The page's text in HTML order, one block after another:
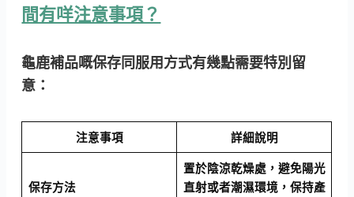
間有咩注意事項？
龜鹿補品嘅保存同服用方式有幾點需要特別留
意：
注意事項 詳細說明
保存方法
置於陰涼乾燥處，避免陽光
直射或者潮濕環境，保持產